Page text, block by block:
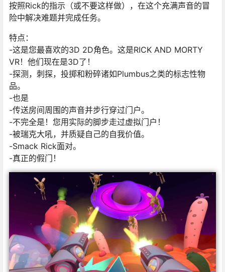
按照Rick的指示（或不要这样做），在这个充满声音的冒
险中解决难题并完成任务。
特点：
-这是您最喜欢的3D 2D角色。这是RICK AND MORTY
VR！他们现在是3D了！
-探测，刺探，投掷和粉碎诸如Plumbus之类的标志性物
品。
-也是
-传送房间周围的声音并步行穿过门户。
-不完全是！您用实际的脚步走过虚拟门户！
-被瑞克大吼，并质疑自己的自我价值。
-Smack Rick面对。
-真正的假门！